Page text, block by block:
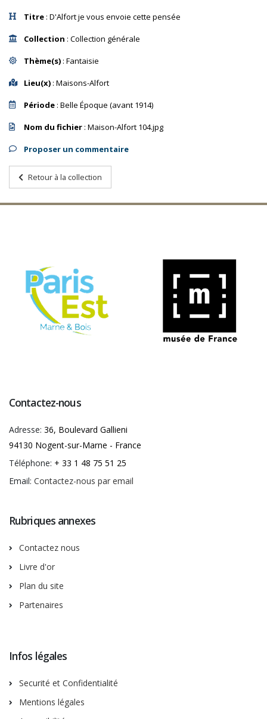
Titre : D'Alfort je vous envoie cette pensée
Collection : Collection générale
Thème(s) : Fantaisie
Lieu(x) : Maisons-Alfort
Période : Belle Époque (avant 1914)
Nom du fichier : Maison-Alfort 104.jpg
Proposer un commentaire
Retour à la collection
Contactez-nous
Adresse: 36, Boulevard Gallieni
94130 Nogent-sur-Marne - France
Téléphone: + 33 1 48 75 51 25
Email: Contactez-nous par email
Rubriques annexes
Contactez nous
Livre d'or
Plan du site
Partenaires
Infos légales
Securité et Confidentialité
Mentions légales